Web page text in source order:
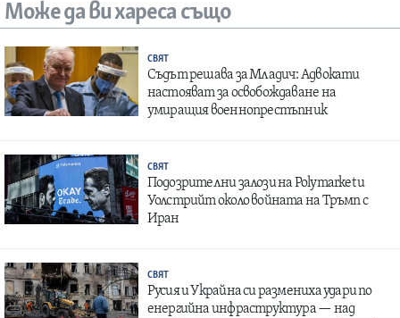
Може да ви хареса също
СВЯТ
Съдът решава за Младич: Адвокати
настояват за освобождаване на
умиращия военнопрестъпник
СВЯТ
Подозрителни залози на Polymarket и
Уолстрийт около войната на Тръмп с
Иран
СВЯТ
Русия и Украйна си размениха удари по
енергийна инфраструктура — над